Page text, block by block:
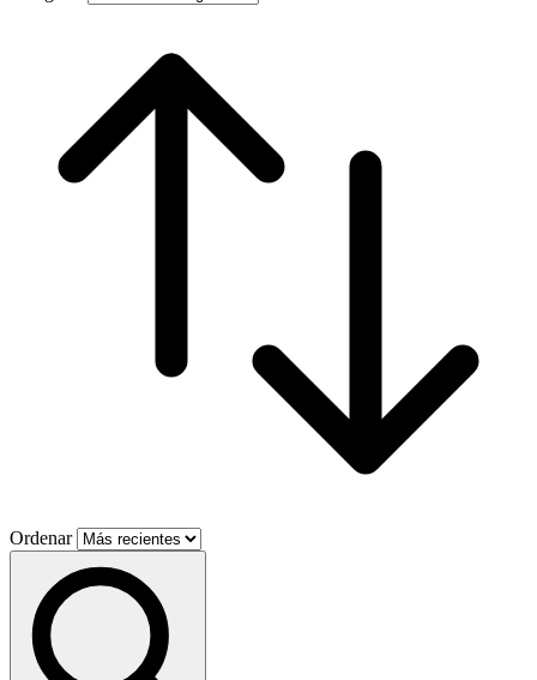
Ordenar